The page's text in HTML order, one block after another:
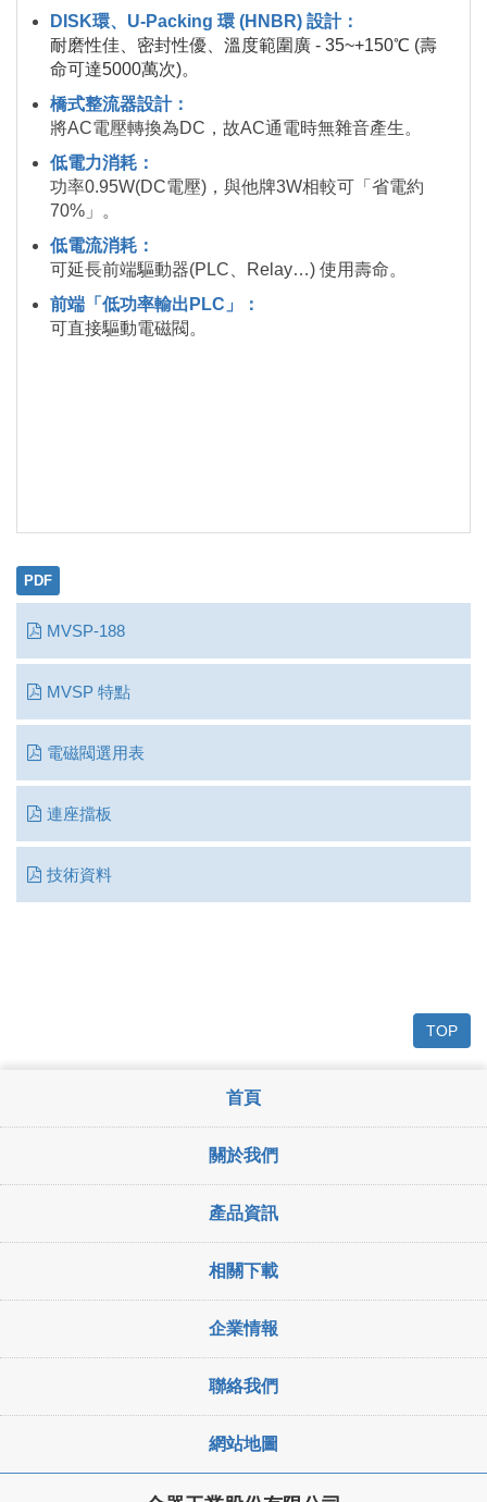
DISK環、U-Packing 環 (HNBR) 設計：
耐磨性佳、密封性優、溫度範圍廣 - 35~+150℃ (壽
命可達5000萬次)。
橋式整流器設計：
將AC電壓轉換為DC，故AC通電時無雜音產生。
低電力消耗：
功率0.95W(DC電壓)，與他牌3W相較可「省電約
70%」。
低電流消耗：
可延長前端驅動器(PLC、Relay…) 使用壽命。
前端「低功率輸出PLC」：
可直接驅動電磁閥。
PDF
MVSP-188
MVSP 特點
電磁閥選用表
連座擋板
技術資料
TOP
首頁
關於我們
產品資訊
相關下載
企業情報
聯絡我們
網站地圖